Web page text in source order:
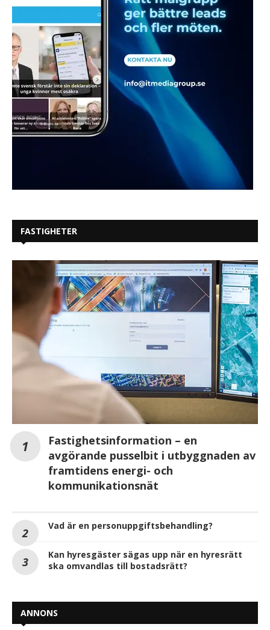
FASTIGHETER
Fastighetsinformation – en
avgörande pusselbit i utbyggnaden av
framtidens energi- och
kommunikationsnät
Vad är en personuppgiftsbehandling?
Kan hyresgäster sägas upp när en hyresrätt
ska omvandlas till bostadsrätt?
ANNONS